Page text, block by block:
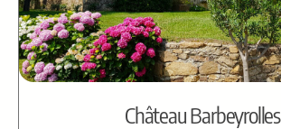
Château Barbeyrolles